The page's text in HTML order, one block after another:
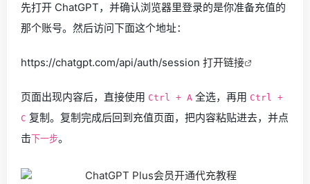
先打开 ChatGPT，并确认浏览器里登录的是你准备充值的
那个账号。然后访问下面这个地址：
https://chatgpt.com/api/auth/session 打开链接
页面出现内容后，直接使用 Ctrl + A 全选，再用 Ctrl +
C 复制。复制完成后回到充值页面，把内容粘贴进去，并点
击 下一步。